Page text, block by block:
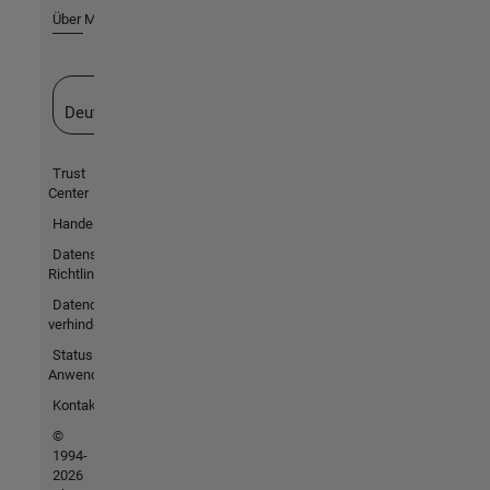
Über MathWorks
Deutschland
Trust
Center
Handelsmarken
Datenschutz-
Richtlinien
Datendiebstahl
verhindern
Status von
Anwendungen
Kontakt
©
1994-
2026